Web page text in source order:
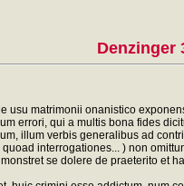
Denzinger
usu matrimonii onanistico
errori, qui a multis bona fides
illum verbis generalibus ad
interrogationes... ) non
se dolere de praeterito